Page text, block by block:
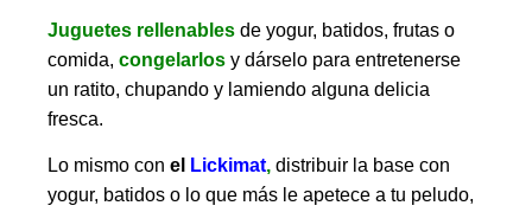
Juguetes rellenables de yogur, batidos, frutas o
comida, congelarlos y dárselo para entretenerse
un ratito, chupando y lamiendo alguna delicia
fresca.
Lo mismo con el Lickimat, distribuir la base con
yogur, batidos o lo que más le apetece a tu peludo,